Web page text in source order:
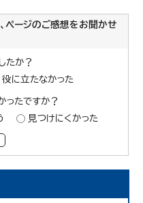
ページのご感想をお聞かせ
たか？
役に立たなかった
ったですか？
見つけにくかった